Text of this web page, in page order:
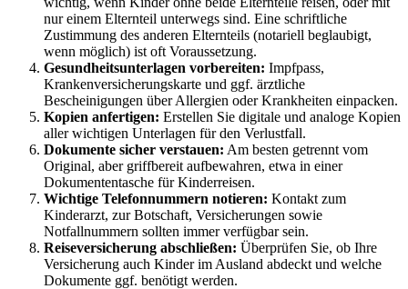
nur einem Elternteil unterwegs sind. Eine schriftliche
Zustimmung des anderen Elternteils (notariell beglaubigt,
wenn möglich) ist oft Voraussetzung.
Gesundheitsunterlagen vorbereiten: Impfpass,
Krankenversicherungskarte und ggf. ärztliche
Bescheinigungen über Allergien oder Krankheiten einpacken.
Kopien anfertigen: Erstellen Sie digitale und analoge Kopien
aller wichtigen Unterlagen für den Verlustfall.
Dokumente sicher verstauen: Am besten getrennt vom
Original, aber griffbereit aufbewahren, etwa in einer
Dokumententasche für Kinderreisen.
Wichtige Telefonnummern notieren: Kontakt zum
Kinderarzt, zur Botschaft, Versicherungen sowie
Notfallnummern sollten immer verfügbar sein.
Reiseversicherung abschließen: Überprüfen Sie, ob Ihre
Versicherung auch Kinder im Ausland abdeckt und welche
Dokumente ggf. benötigt werden.